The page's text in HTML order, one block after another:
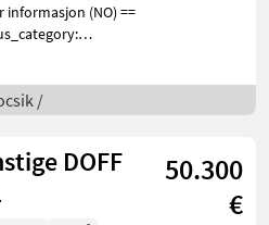
informasjon (NO) ==
9442 See
9442
/
DOFF
50.300
€